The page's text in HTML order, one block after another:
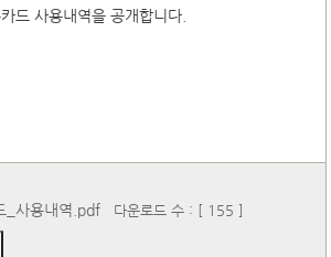
드 사용내역을 공개합니다.
_사용내역.pdf 다운로드 수 : [ 155 ]